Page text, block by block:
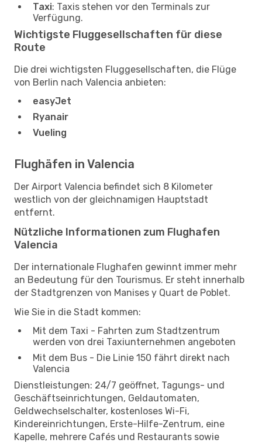
Taxi: Taxis stehen vor den Terminals zur
Verfügung.
Wichtigste Fluggesellschaften für diese
Route
Die drei wichtigsten Fluggesellschaften, die Flüge
von Berlin nach Valencia anbieten:
easyJet
Ryanair
Vueling
Flughäfen in Valencia
Der Airport Valencia befindet sich 8 Kilometer
westlich von der gleichnamigen Hauptstadt
entfernt.
Nützliche Informationen zum Flughafen
Valencia
Der internationale Flughafen gewinnt immer mehr
an Bedeutung für den Tourismus. Er steht innerhalb
der Stadtgrenzen von Manises y Quart de Poblet.
Wie Sie in die Stadt kommen:
Mit dem Taxi - Fahrten zum Stadtzentrum
werden von drei Taxiunternehmen angeboten
Mit dem Bus - Die Linie 150 fährt direkt nach
Valencia
Dienstleistungen: 24/7 geöffnet, Tagungs- und
Geschäftseinrichtungen, Geldautomaten,
Geldwechselschalter, kostenloses Wi-Fi,
Kindereinrichtungen, Erste-Hilfe-Zentrum, eine
Kapelle, mehrere Cafés und Restaurants sowie